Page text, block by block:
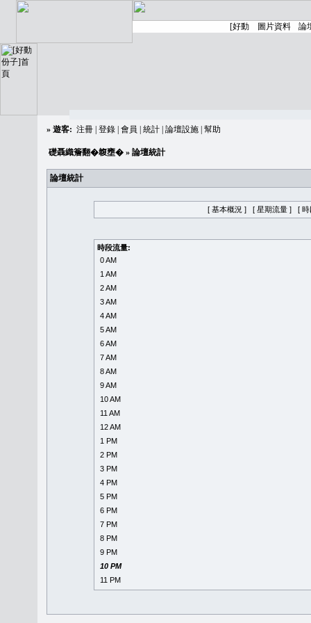
» 遊客: 注冊 登錄 會員 統計 論壇設施 幫助
礎聶織簷翻�䪖壅� » 論壇統計
論壇統計
[ 基本概況 ] [ 星期流量 ] [ 時
時段流量:
0 AM
1 AM
2 AM
3 AM
4 AM
5 AM
6 AM
7 AM
8 AM
9 AM
10 AM
11 AM
12 AM
1 PM
2 PM
3 PM
4 PM
5 PM
6 PM
7 PM
8 PM
9 PM
10 PM
11 PM